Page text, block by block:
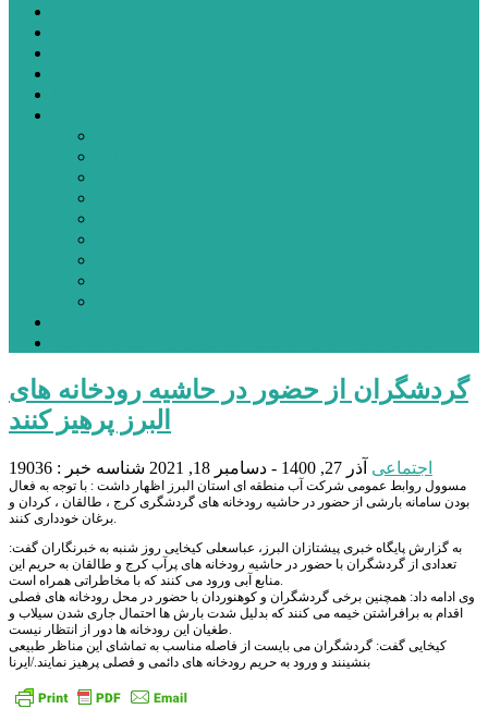
گردشگران از حضور در حاشیه رودخانه های
البرز پرهیز کنند
اجتماعی آذر 27, 1400 - دسامبر 18, 2021 شناسه خبر : 19036
مسوول روابط عمومی شرکت آب منطقه ای استان البرز اظهار داشت : با توجه به فعال
بودن سامانه بارشی از حضور در حاشیه رودخانه های گردشگری کرج ، طالقان ، کردان و
برغان خودداری کنند.
به گزارش پایگاه خبری پیشتازان البرز، عباسعلی کیخایی روز شنبه به خبرنگاران گفت:
تعدادی از گردشگران با حضور در حاشیه رودخانه های پرآب کرج و طالقان به حریم این
منابع آبی ورود می کنند که با مخاطراتی همراه است.
وی ادامه داد: همچنین برخی گردشگران و کوهنوردان با حضور در محل رودخانه های فصلی
اقدام به برافراشتن خیمه می کنند که بدلیل شدت بارش ها احتمال جاری شدن سیلاب و
طغیان این رودخانه ها دور از انتظار نیست.
کیخایی گفت: گردشگران می بایست از فاصله مناسب به تماشای این مناظر طبیعی
بنشینند و ورود به حریم رودخانه های دائمی و فصلی پرهیز نمایند./ایرنا